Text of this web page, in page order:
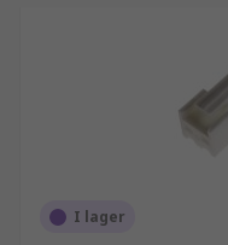
I lager